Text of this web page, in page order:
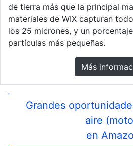
de tierra más que la principal
materiales de WIX capturan
los 25 micrones, y un
partículas más pequeñas.
Más
Grandes
aire
en